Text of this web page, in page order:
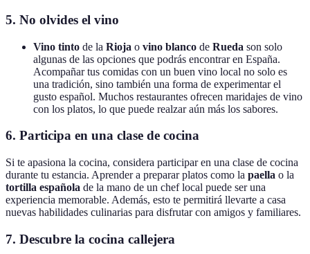
5. No olvides el vino
Vino tinto de la Rioja o vino blanco de Rueda son solo
algunas de las opciones que podrás encontrar en España.
Acompañar tus comidas con un buen vino local no solo es
una tradición, sino también una forma de experimentar el
gusto español. Muchos restaurantes ofrecen maridajes de vino
con los platos, lo que puede realzar aún más los sabores.
6. Participa en una clase de cocina
Si te apasiona la cocina, considera participar en una clase de cocina
durante tu estancia. Aprender a preparar platos como la paella o la
tortilla española de la mano de un chef local puede ser una
experiencia memorable. Además, esto te permitirá llevarte a casa
nuevas habilidades culinarias para disfrutar con amigos y familiares.
7. Descubre la cocina callejera